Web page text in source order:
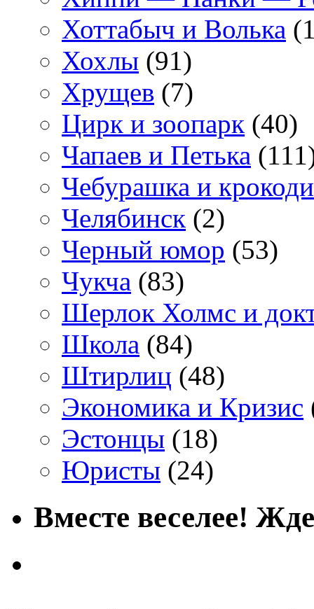
Хоттабыч и Волька
Хохлы (91)
Хрущев (7)
Цирк и зоопарк (40)
Чапаев и Петька
Чебурашка и
Челябинск (2)
Черный юмор (53)
Чукча (83)
Шерлок Холмс и
Школа (84)
Штирлиц (48)
Экономика и Кризис
Эстонцы (18)
Юристы (24)
Вместе веселее!